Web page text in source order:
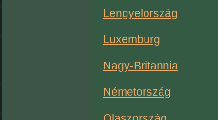
Lengyelország
Luxemburg
Nagy-Britannia
Németország